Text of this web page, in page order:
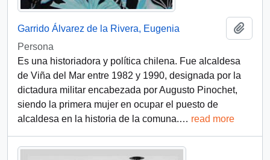
Garrido Álvarez de la Rivera, Eugenia
Persona
Es una historiadora y política chilena. Fue alcaldesa
de Viña del Mar entre 1982 y 1990, designada por la
dictadura militar encabezada por Augusto Pinochet,
siendo la primera mujer en ocupar el puesto de
alcaldesa en la historia de la comuna.… read more